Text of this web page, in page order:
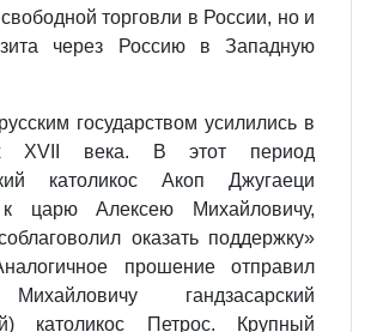
торговли в России, но и
через Россию в Западную
государством усилились в
XVII века. В этот период
католикос Акоп Джугаеци
к царю Алексею Михайловичу,
оказать поддержку»
прошение отправил
гандзасарский
католикос Петрос. Крупный